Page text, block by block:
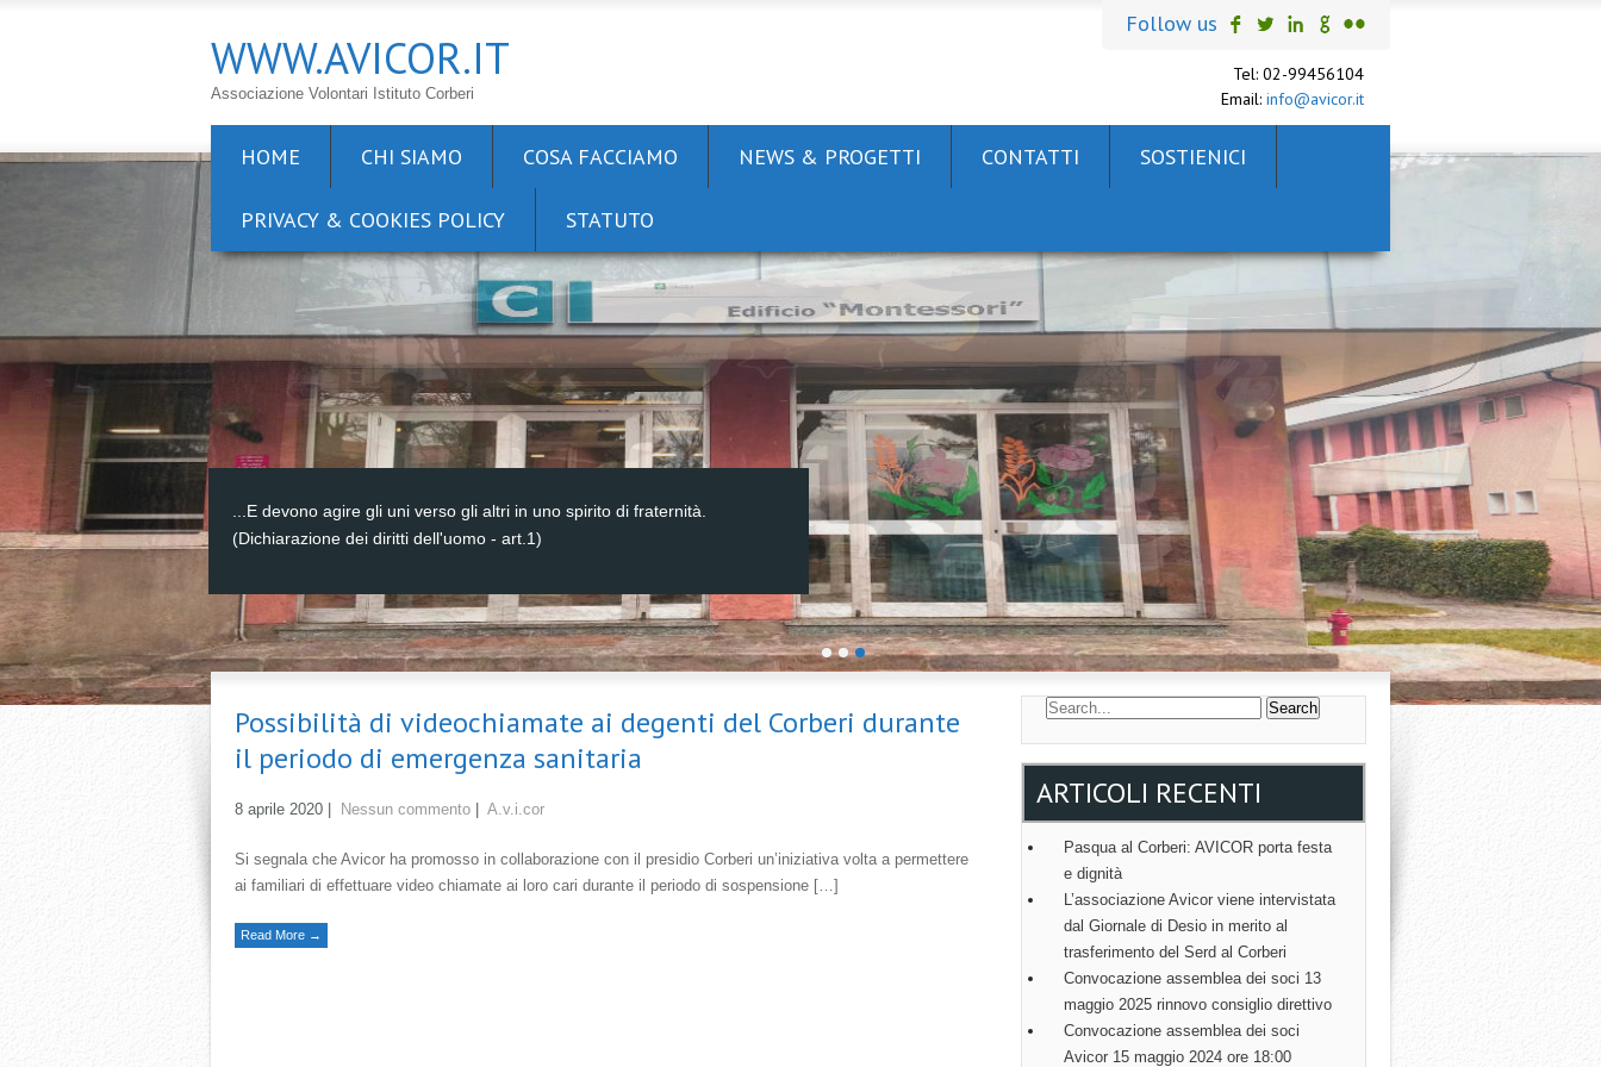
WWW.AVICOR.IT
Associazione Volontari Istituto Corberi
Follow us
Tel: 02-99456104
Email: info@avicor.it
HOME CHI SIAMO COSA FACCIAMO NEWS & PROGETTI CONTATTI SOSTIENICI
PRIVACY & COOKIES POLICY STATUTO
...E devono agire gli uni verso gli altri in uno spirito di fraternità.
(Dichiarazione dei diritti dell'uomo - art.1)
Possibilità di videochiamate ai degenti del Corberi durante
il periodo di emergenza sanitaria
8 aprile 2020 Nessun commento A.v.i.cor
Si segnala che Avicor ha promosso in collaborazione con il presidio Corberi un’iniziativa volta a permettere
ai familiari di effettuare video chiamate ai loro cari durante il periodo di sospensione […]
Read More →
ARTICOLI RECENTI
Pasqua al Corberi: AVICOR porta festa
e dignità
L’associazione Avicor viene intervistata
dal Giornale di Desio in merito al
trasferimento del Serd al Corberi
Convocazione assemblea dei soci 13
maggio 2025 rinnovo consiglio direttivo
Convocazione assemblea dei soci
Avicor 15 maggio 2024 ore 18:00